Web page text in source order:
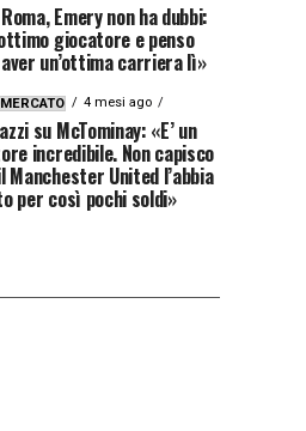
Emery non ha dubbi:
giocatore e penso
un’ottima carriera lì»
4 mesi ago
su McTominay: «E’ un
incredibile. Non capisco
Manchester United l’abbia
per così pochi soldi»